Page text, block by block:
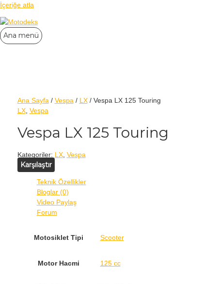
İçeriğe atla
Ana menü
Ana Sayfa / Vespa / LX/ Vespa LX 125 Touring
LX, Vespa
Vespa LX 125 Touring
Kategoriler: LX, Vespa
Karşılaştır
Teknik Özellikler
Bloglar (0)
Video Paylaş
Forum
Motosiklet Tipi Scooter
Motor Hacmi 125 cc